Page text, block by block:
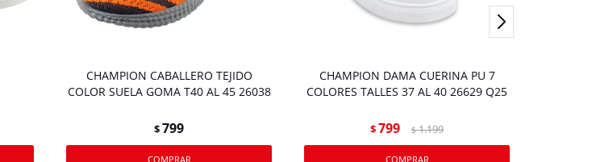
CHAMPION CABALLERO TEJIDO
COLOR SUELA GOMA T40 AL 45 26038
$799
CHAMPION DAMA CUERINA PU 7
COLORES TALLES 37 AL 40 26629 Q25
$799 $ 1.199